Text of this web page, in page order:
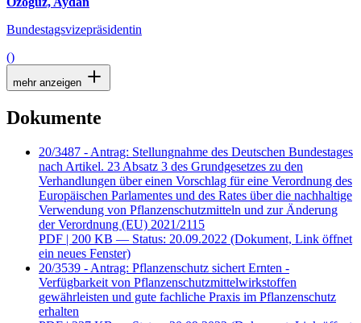
Bundestagsvizepräsidentin
()
mehr anzeigen
Dokumente
20/3487 - Antrag: Stellungnahme des Deutschen Bundestages
nach Artikel. 23 Absatz 3 des Grundgesetzes zu den
Verhandlungen über einen Vorschlag für eine Verordnung des
Europäischen Parlamentes und des Rates über die nachhaltige
Verwendung von Pflanzenschutzmitteln und zur Änderung
der Verordnung (EU) 2021/2115
PDF | 200 KB — Status: 20.09.2022 (Dokument, Link öffnet
ein neues Fenster)
20/3539 - Antrag: Pflanzenschutz sichert Ernten -
Verfügbarkeit von Pflanzenschutzmittelwirkstoffen
gewährleisten und gute fachliche Praxis im Pflanzenschutz
erhalten